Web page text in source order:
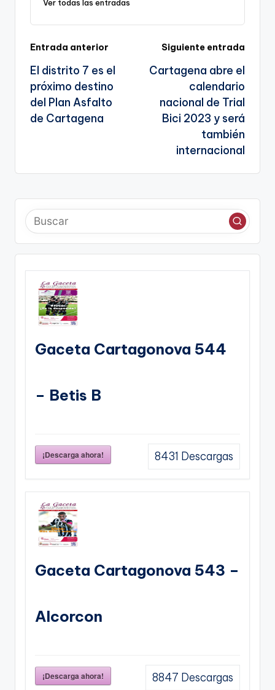
a
te
Ver todas las entradas
Navegación
de
entradas
Entrada anterior
El distrito 7 es el
próximo destino
del Plan Asfalto
de Cartagena
Siguiente entrada
Cartagena abre el
calendario
nacional de Trial
Bici 2023 y será
también
internacional
Gaceta Cartagonova 544
– Betis B
¡Descarga ahora! 8431 Descargas
Gaceta Cartagonova 543 –
Alcorcon
¡Descarga ahora! 8847 Descargas